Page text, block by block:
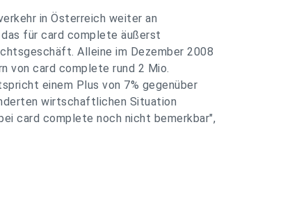
in Österreich weiter an
für card complete äußerst
Alleine im Dezember 2008
von card complete rund 2 Mio.
einem Plus von 7% gegenüber
wirtschaftlichen Situation
card complete noch nicht bemerkbar",